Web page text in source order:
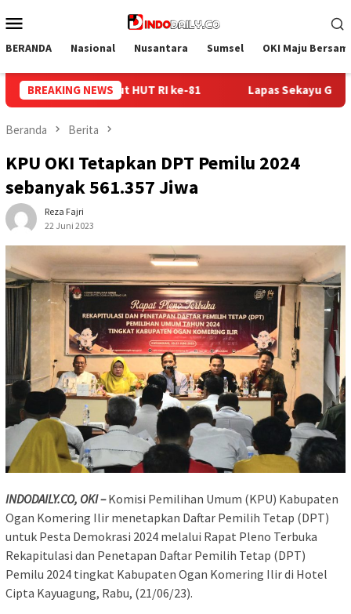
ke
Mobile
BERANDA Nasional Nusantara Sumsel OKI Maju
BREAKING NEWS
Sekayu Gandeng Kwarcab Muba Berikan Materi Dasar
Beranda Berita
KPU OKI Tetapkan DPT Pemilu 2024
sebanyak 561.357 Jiwa
Reza Fajri
22 Juni 2023
INDODAILY.CO, OKI – Komisi Pemilihan Umum (KPU) Kabupaten
Ogan Komering Ilir menetapkan Daftar Pemilih Tetap (DPT)
untuk Pesta Demokrasi 2024 melalui Rapat Pleno Terbuka
Rekapitulasi dan Penetapan Daftar Pemilih Tetap (DPT)
Pemilu 2024 tingkat Kabupaten Ogan Komering Ilir di Hotel
Cipta Kayuagung, Rabu, (21/06/23).